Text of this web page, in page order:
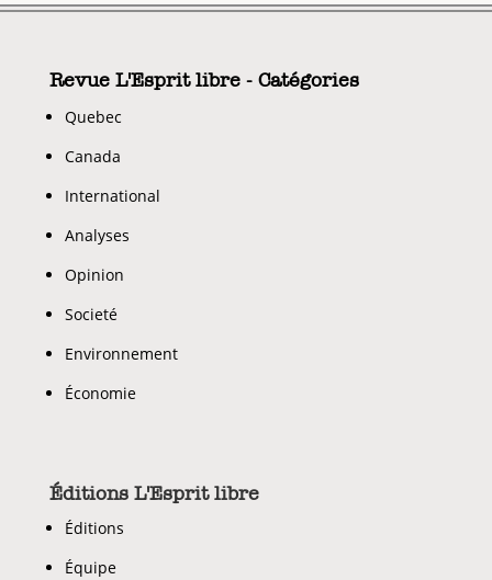
Revue L'Esprit libre - Catégories
Quebec
Canada
International
Analyses
Opinion
Societé
Environnement
Économie
Éditions L'Esprit libre
Éditions
Équipe